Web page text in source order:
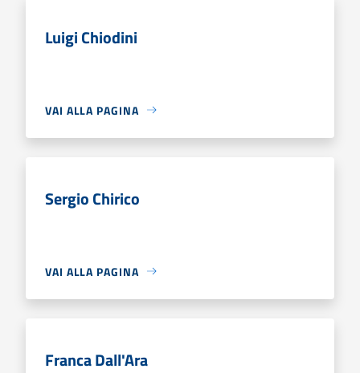
Luigi Chiodini
VAI ALLA PAGINA
Sergio Chirico
VAI ALLA PAGINA
Franca Dall'Ara